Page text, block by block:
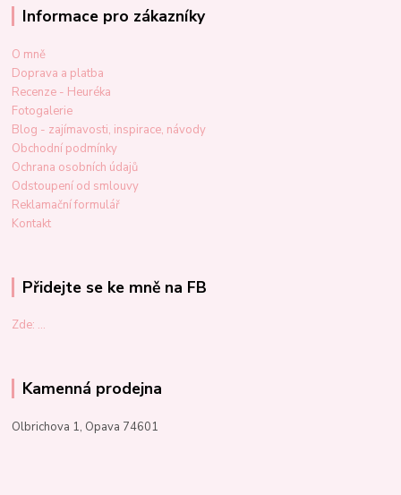
Informace pro zákazníky
O mně
Doprava a platba
Recenze - Heuréka
Fotogalerie
Blog - zajímavosti, inspirace, návody
Obchodní podmínky
Ochrana osobních údajů
Odstoupení od smlouvy
Reklamační formulář
Kontakt
Přidejte se ke mně na FB
Zde: ...
Kamenná prodejna
Olbrichova 1, Opava 74601